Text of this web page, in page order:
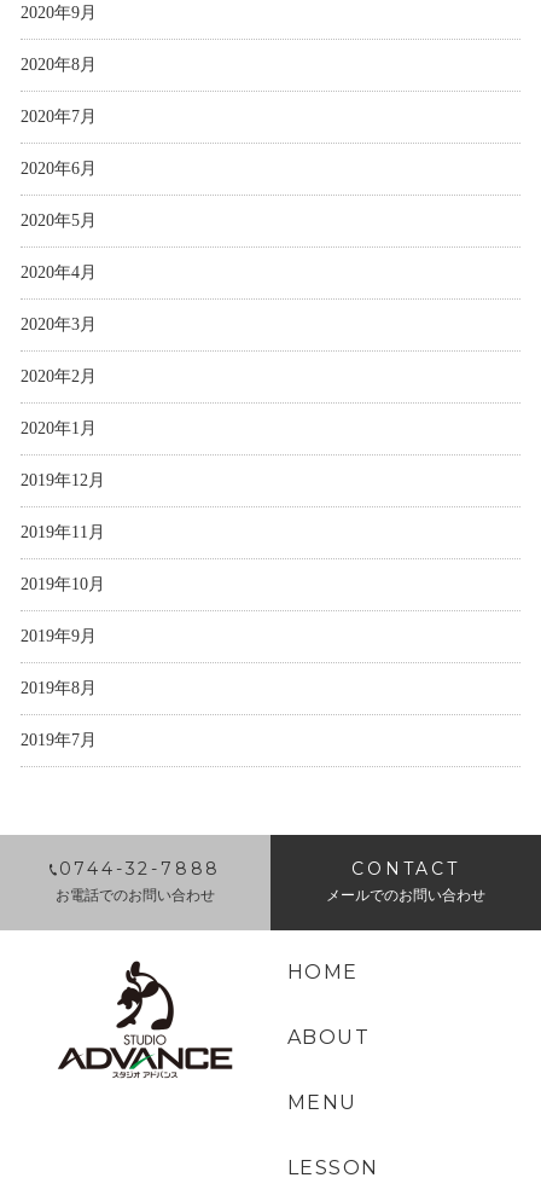
2020年9月
2020年8月
2020年7月
2020年6月
2020年5月
2020年4月
2020年3月
2020年2月
2020年1月
2019年12月
2019年11月
2019年10月
2019年9月
2019年8月
2019年7月
0744-32-7888
お電話でのお問い合わせ
CONTACT
メールでのお問い合わせ
HOME
ABOUT
MENU
LESSON